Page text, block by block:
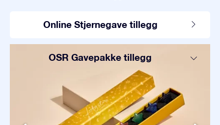
Online Stjernegave tillegg
OSR Gavepakke tillegg